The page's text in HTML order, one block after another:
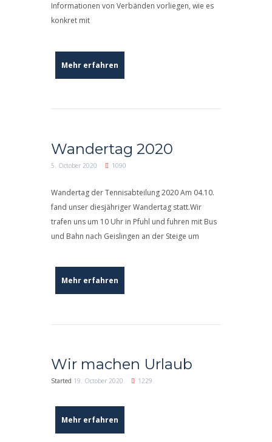
Informationen von Verbänden vorliegen, wie es
konkret mit
Mehr erfahren
Wandertag 2020
5. October 2020 1090
Wandertag der Tennisabteilung 2020 Am 04.10.
fand unser diesjähriger Wandertag statt.Wir
trafen uns um 10 Uhr in Pfuhl und fuhren mit Bus
und Bahn nach Geislingen an der Steige um
Mehr erfahren
Wir machen Urlaub
Started 19. October 2020 1229
Mehr erfahren